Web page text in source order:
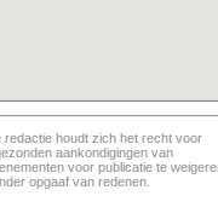
redactie houdt zich het recht voor
aankondigingen van
voor publicatie te
opgaaf van redenen.